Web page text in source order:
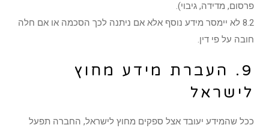
פרסום, מדידה, גיבוי).
8.2 לא יימסר מידע נוסף אלא אם ניתנה לכך הסכמה או אם חלה
חובה על פי דין.
9. העברת מידע מחוץ
לישראל
ככל שהמידע יעובד אצל ספקים מחוץ לישראל, החברה תפעל